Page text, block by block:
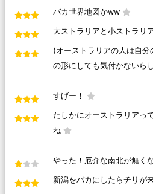
バカ世界地図かww
大ストラリアと小ストラリ
(オーストラリアの人は自
の形にしても気付かないら
すげー！
たしかにオーストラリアっ
ね
やった！厄介な南北が無く
新潟をバカにしたらチリが